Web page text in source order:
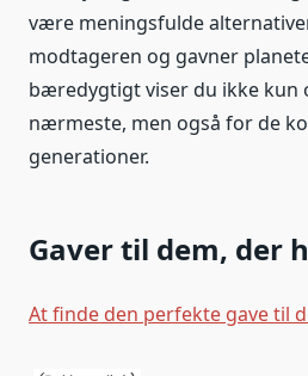
være meningsfulde
modtageren og gavner
bæredygtigt viser du ikke kun
nærmeste, men også for de
generationer.
Gaver til dem, der
At finde den perfekte gave til